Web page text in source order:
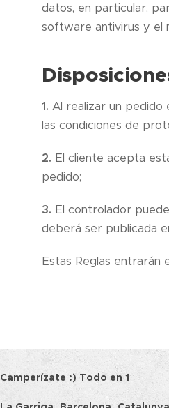
datos, en particular,
software antivirus y el
1. Al realizar un
las condiciones de
2. El cliente acepta
pedido;
3. El controlador
deberá ser publicada
Estas Reglas entrarán
Camperízate :)